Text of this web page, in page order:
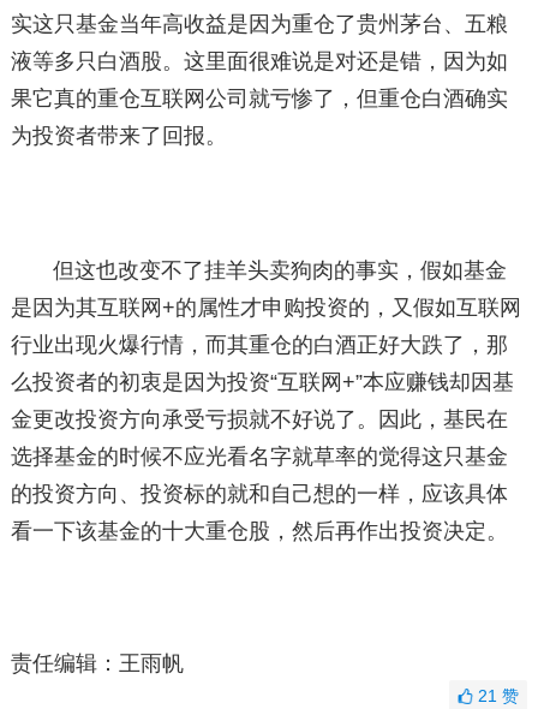
实这只基金当年高收益是因为重仓了贵州茅台、五粮
液等多只白酒股。这里面很难说是对还是错，因为如
果它真的重仓互联网公司就亏惨了，但重仓白酒确实
为投资者带来了回报。
但这也改变不了挂羊头卖狗肉的事实，假如基金
是因为其互联网+的属性才申购投资的，又假如互联网
行业出现火爆行情，而其重仓的白酒正好大跌了，那
么投资者的初衷是因为投资“互联网+”本应赚钱却因基
金更改投资方向承受亏损就不好说了。因此，基民在
选择基金的时候不应光看名字就草率的觉得这只基金
的投资方向、投资标的就和自己想的一样，应该具体
看一下该基金的十大重仓股，然后再作出投资决定。
责任编辑：王雨帆
21赞